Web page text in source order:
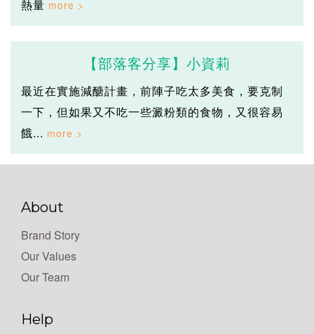
熱量
【部落客分享】小資莉
最近在實施減醣計畫，前陣子吃太多美食，要克制
一下，但如果又不吃一些澱粉類的食物，又很容易
餓...
About
Brand Story
Our Values
Our Team
Help